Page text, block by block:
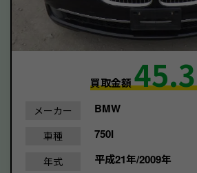
買取金額45.3
メーカー BMW
車種 750I
年式 平成21年/2009年